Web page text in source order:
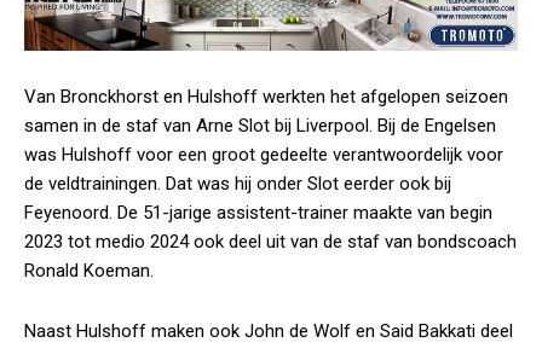
Van Bronckhorst en Hulshoff werkten het afgelopen seizoen
samen in de staf van Arne Slot bij Liverpool. Bij de Engelsen
was Hulshoff voor een groot gedeelte verantwoordelijk voor
de veldtrainingen. Dat was hij onder Slot eerder ook bij
Feyenoord. De 51-jarige assistent-trainer maakte van begin
2023 tot medio 2024 ook deel uit van de staf van bondscoach
Ronald Koeman.
Naast Hulshoff maken ook John de Wolf en Said Bakkati deel